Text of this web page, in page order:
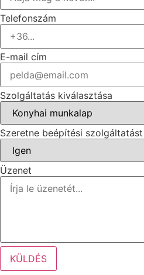
Telefonszám
E-mail cím
Szolgáltatás kiválasztása
Szeretne beépítési
Üzenet
KÜLDÉS